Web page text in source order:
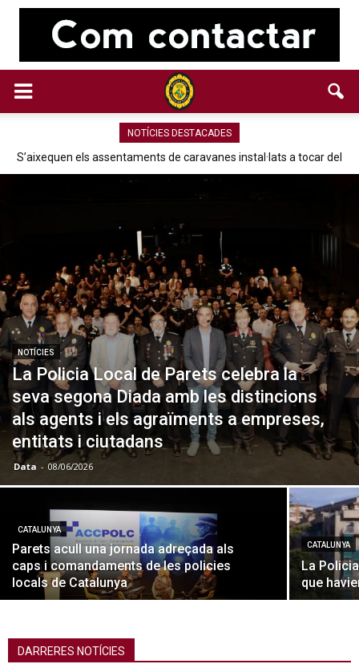
NOTÍCIES DESTACADES
S’aixequen els assentaments de caravanes instal·lats a tocar del
NOTÍCIES
La Policia Local de Parets celebra la
seva segona Diada amb les distincions
als agents i els agraïments a empreses,
entitats i ciutadans
Data - 08/06/2026
CATALUNYA
Parets acull una jornada adreçada als
caps i comandaments de les policies
locals de Catalunya
CATALUNYA
La
que
DARRERES NOTÍCIES